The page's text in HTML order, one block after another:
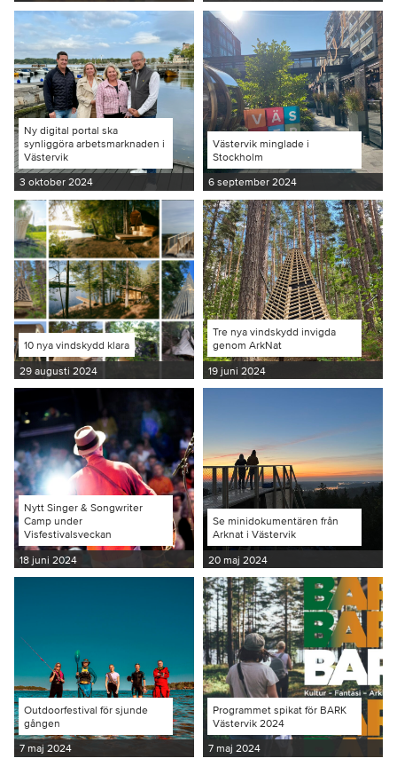
Ny digital portal ska
synliggöra arbetsmarknaden i
Västervik
3 oktober 2024
Västervik minglade i
Stockholm
6 september 2024
10 nya vindskydd klara
29 augusti 2024
Tre nya vindskydd invigda
genom ArkNat
19 juni 2024
Nytt Singer & Songwriter
Camp under
Visfestivalsveckan
18 juni 2024
Se minidokumentären från
Arknat i Västervik
20 maj 2024
Outdoorfestival för sjunde
gången
7 maj 2024
Programmet spikat för BARK
Västervik 2024
7 maj 2024